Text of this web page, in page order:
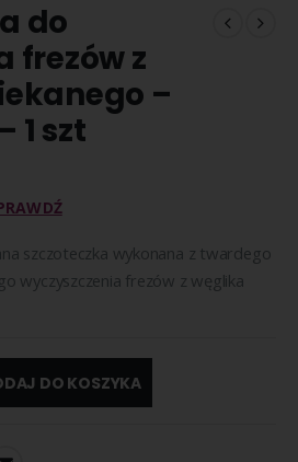
do
frezów z
–
1 szt
szczoteczka wykonana z twardego
wyczyszczenia frezów z węglika
DO KOSZYKA